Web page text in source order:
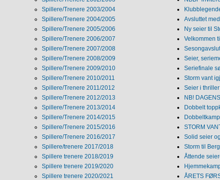
Spillere/Trenere 2003/2004
Spillere/Trenere 2004/2005
Spillere/Trenere 2005/2006
Spillere/Trenere 2006/2007
Spillere/Trenere 2007/2008
Spillere/Trenere 2008/2009
Spillere/Trenere 2009/2010
Spillere/Trenere 2010/2011
Spillere/Trenere 2011/2012
Spillere/Trenere 2012/2013
Spillere/Trenere 2013/2014
Spillere/Trenere 2014/2015
Spillere/Trenere 2015/2016
Spillere/Trenere 2016/2017
Spillere/trenere 2017/2018
Spillere trenere 2018/2019
Spillere trenere 2019/2020
Spillere trenere 2020/2021
Avsluttet
Ny seier til
Velkommen
Seier,
Seriefinale
Storm vant
Seier i
NB!
Dobbelt
STORM
Solid seier
Storm til
Åttende
ÅRETS